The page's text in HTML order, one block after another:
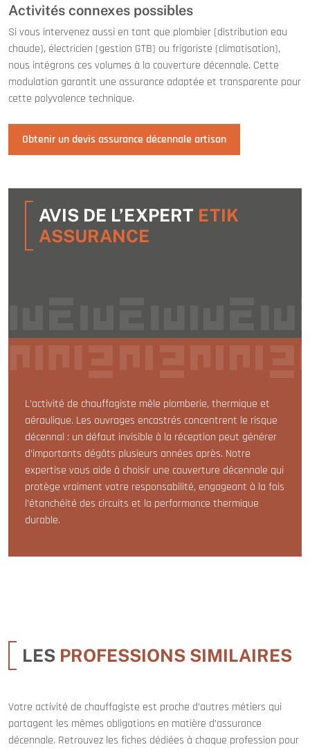
Activités connexes possibles
Si vous intervenez aussi en tant que plombier (distribution eau
chaude), électricien (gestion GTB) ou frigoriste (climatisation),
nous intégrons ces volumes à la couverture décennale. Cette
modulation garantit une assurance adaptée et transparente pour
cette polyvalence technique.
Obtenir un devis assurance décennale artisan
AVIS DE L’EXPERT ETIK
ASSURANCE
L’activité de chauffagiste mêle plomberie, thermique et
aéraulique. Les ouvrages encastrés concentrent le risque
décennal : un défaut invisible à la réception peut générer
d’importants dégâts plusieurs années après. Notre
expertise vous aide à choisir une couverture décennale qui
protège vraiment votre responsabilité, engageant à la fois
l’étanchéité des circuits et la performance thermique
durable.
LES PROFESSIONS SIMILAIRES
Votre activité de chauffagiste est proche d’autres métiers qui
partagent les mêmes obligations en matière d’assurance
décennale. Retrouvez les fiches dédiées à chaque profession pour